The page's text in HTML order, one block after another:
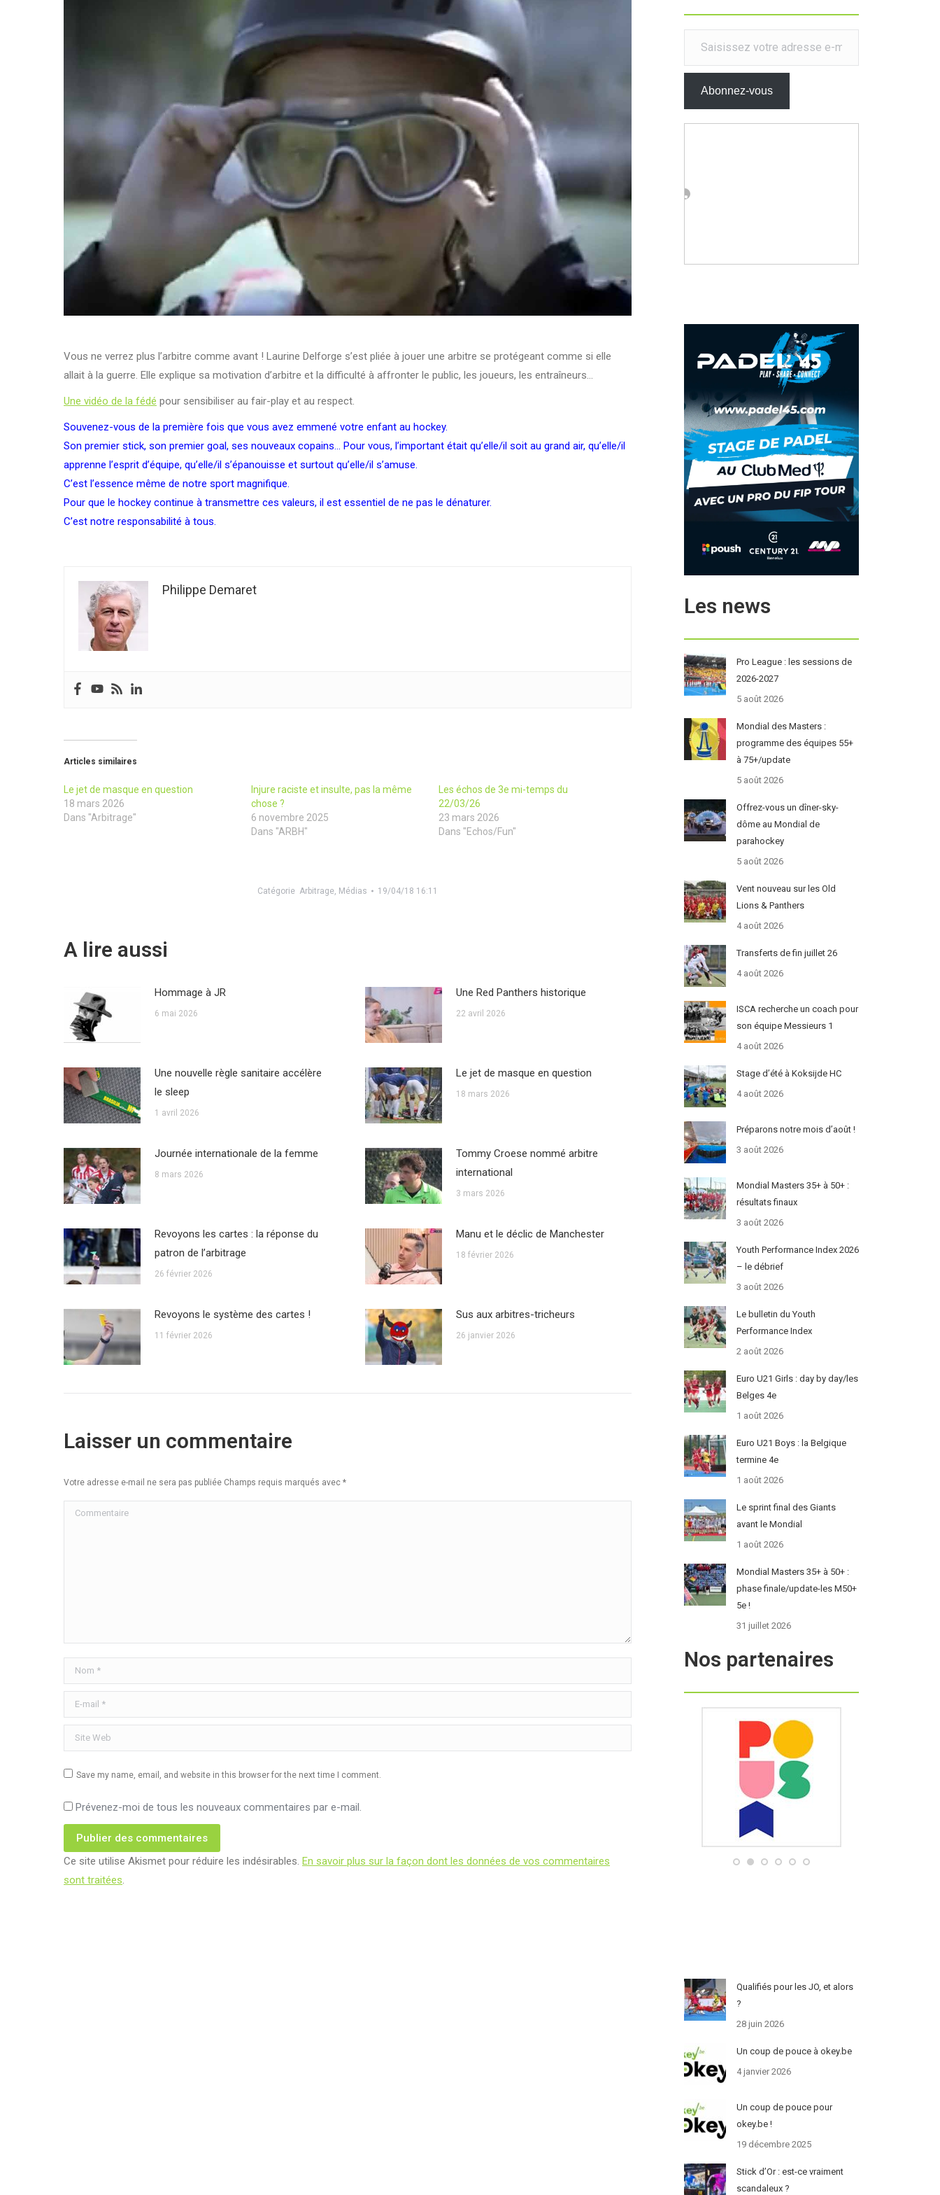
Vous ne verrez plus l’arbitre comme avant ! Laurine Delforge s’est pliée à jouer une arbitre se protégeant comme si elle
allait à la guerre. Elle explique sa motivation d’arbitre et la difficulté à affronter le public, les joueurs, les entraîneurs…
Une vidéo de la fédé pour sensibiliser au fair-play et au respect.
Souvenez-vous de la première fois que vous avez emmené votre enfant au hockey.
Son premier stick, son premier goal, ses nouveaux copains… Pour vous, l’important était qu’elle/il soit au grand air, qu’elle/il
apprenne l’esprit d’équipe, qu’elle/il s’épanouisse et surtout qu’elle/il s’amuse.
C’est l’essence même de notre sport magnifique.
Pour que le hockey continue à transmettre ces valeurs, il est essentiel de ne pas le dénaturer.
C’est notre responsabilité à tous.
Philippe Demaret
Articles similaires
Le jet de masque en question
18 mars 2026
Dans "Arbitrage"
Injure raciste et insulte, pas la même
chose ?
6 novembre 2025
Dans "ARBH"
Les échos de 3e mi-temps du
22/03/26
23 mars 2026
Dans "Echos/Fun"
Catégorie Arbitrage, Médias 19/04/18 16:11
A lire aussi
Hommage à JR
6 mai 2026
Une Red Panthers historique
22 avril 2026
Une nouvelle règle sanitaire accélère
le sleep
1 avril 2026
Le jet de masque en question
18 mars 2026
Journée internationale de la femme
8 mars 2026
Tommy Croese nommé arbitre
international
3 mars 2026
Revoyons les cartes : la réponse du
patron de l’arbitrage
26 février 2026
Manu et le déclic de Manchester
18 février 2026
Revoyons le système des cartes !
11 février 2026
Sus aux arbitres-tricheurs
26 janvier 2026
Laisser un commentaire
Votre adresse e-mail ne sera pas publiée Champs requis marqués avec *
Commentaire
Nom *
E-mail *
Site Web
Save my name, email, and website in this browser for the next time I comment.
Prévenez-moi de tous les nouveaux commentaires par e-mail.
Publier des commentaires
Ce site utilise Akismet pour réduire les indésirables. En savoir plus sur la façon dont les données de vos commentaires
sont traitées
Saisissez votre adresse e-mail…
Abonnez-vous
Les news
Pro League : les sessions de
2026-2027
5 août 2026
Mondial des Masters :
programme des équipes 55+
à 75+/update
5 août 2026
Offrez-vous un dîner-sky-
dôme au Mondial de
parahockey
5 août 2026
Vent nouveau sur les Old
Lions & Panthers
4 août 2026
Transferts de fin juillet 26
4 août 2026
ISCA recherche un coach pour
son équipe Messieurs 1
4 août 2026
Stage d’été à Koksijde HC
4 août 2026
Préparons notre mois d’août !
3 août 2026
Mondial Masters 35+ à 50+ :
résultats finaux
3 août 2026
Youth Performance Index 2026
– le débrief
3 août 2026
Le bulletin du Youth
Performance Index
2 août 2026
Euro U21 Girls : day by day/les
Belges 4e
1 août 2026
Euro U21 Boys : la Belgique
termine 4e
1 août 2026
Le sprint final des Giants
avant le Mondial
1 août 2026
Mondial Masters 35+ à 50+ :
phase finale/update-les M50+
5e !
31 juillet 2026
Nos partenaires
Qualifiés pour les JO, et alors
?
28 juin 2026
Un coup de pouce à okey.be
4 janvier 2026
Un coup de pouce pour
okey.be !
19 décembre 2025
Stick d’Or : est-ce vraiment
scandaleux ?